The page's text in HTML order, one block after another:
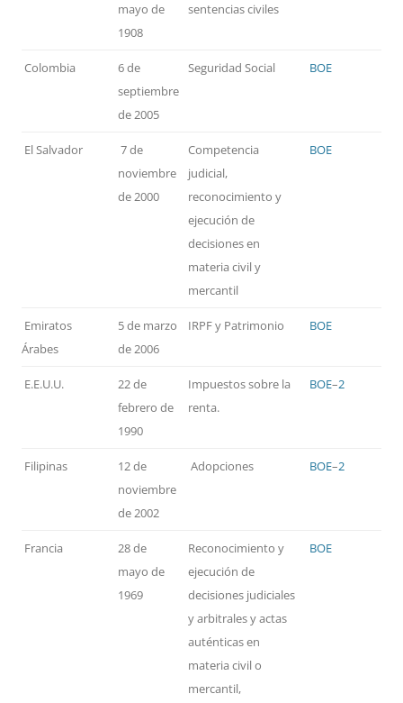
mayo de
1908
sentencias civiles
Colombia
6 de
septiembre
de 2005
Seguridad Social BOE
El Salvador
7 de
noviembre
de 2000
Competencia
judicial,
reconocimiento y
ejecución de
decisiones en
materia civil y
mercantil
BOE
Emiratos
Árabes
5 de marzo
de 2006
IRPF y Patrimonio BOE
E.E.U.U.
22 de
febrero de
1990
Impuestos sobre la
renta.
BOE–2
Filipinas
12 de
noviembre
de 2002
Adopciones BOE–2
Francia
28 de
mayo de
1969
Reconocimiento y
ejecución de
decisiones judiciales
y arbitrales y actas
auténticas en
materia civil o
mercantil,
BOE